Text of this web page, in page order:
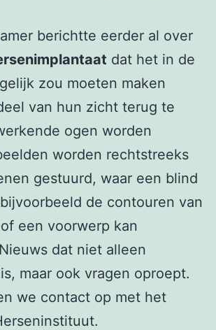
berichtte eerder al over
dat het in de
zou moeten maken
van hun zicht terug te
ogen worden
worden rechtstreeks
gestuurd, waar een blind
de contouren van
een voorwerp kan
dat niet alleen
maar ook vragen oproept.
we contact op met het